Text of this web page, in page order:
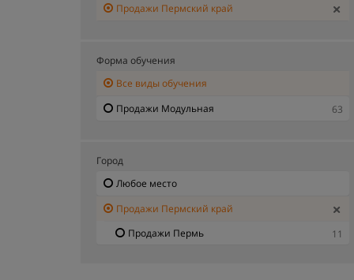
Продажи Пермский край
Форма обучения
Все виды обучения
Продажи Модульная
63
Город
Любое место
Продажи Пермский край
Продажи Пермь
11